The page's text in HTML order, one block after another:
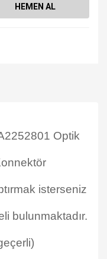
HEMEN AL
Optik
isterseniz
bulunmaktadır.